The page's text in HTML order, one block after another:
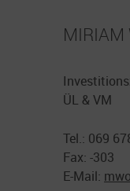
MIRIAM
ÜL & VM
Tel.: 069
Fax: -303
E-Mail: